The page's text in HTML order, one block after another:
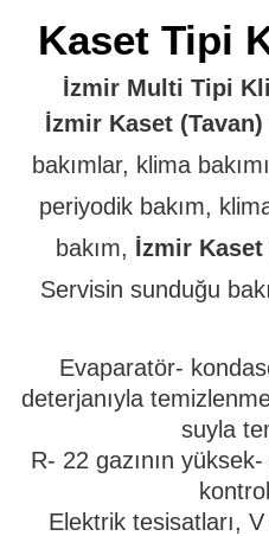
Kaset Tipi
İzmir Multi Tipi
İzmir Kaset
bakımlar, klima
periyodik bakım,
bakım, İzmir
Servisin sunduğu
Evaparatör-
deterjanıyla
suyla
R- 22 gazının
Elektrik tesisatları,